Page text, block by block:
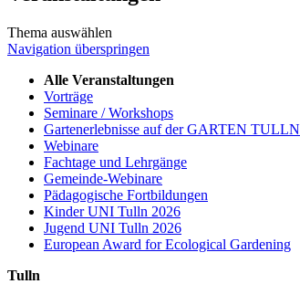
Thema auswählen
Navigation überspringen
Alle Veranstaltungen
Vorträge
Seminare / Workshops
Gartenerlebnisse auf der GARTEN TULLN
Webinare
Fachtage und Lehrgänge
Gemeinde-Webinare
Pädagogische Fortbildungen
Kinder UNI Tulln 2026
Jugend UNI Tulln 2026
European Award for Ecological Gardening
Tulln